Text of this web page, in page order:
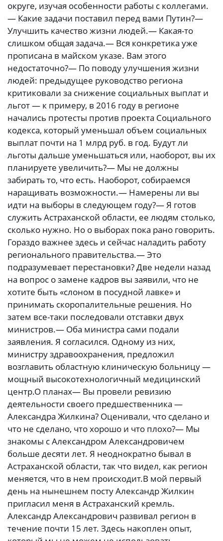
округе, изучая особенности работы с коллегами.
— Какие задачи поставил перед вами Путин?—
Улучшить качество жизни людей.— Какая-то
слишком общая задача.— Вся конкретика уже
прописана в майском указе. Вам этого
недостаточно?— По поводу улучшения жизни
людей: предыдущее руководство региона
критиковали за снижение социальных выплат и
льгот — к примеру, в 2016 году в регионе
начались протесты против проекта Социального
кодекса, который уменьшал объем социальных
выплат почти на 1 млрд руб. в год. Будут ли
льготы дальше уменьшаться или, наоборот, вы их
планируете увеличить?— Мы не должны
забирать то, что есть. Наоборот, собираемся
наращивать возможности.— Намерены ли вы
идти на выборы в следующем году?— Я готов
служить Астраханской области, ее людям столько,
сколько нужно. Но о выборах пока рано говорить.
Гораздо важнее здесь и сейчас наладить работу
регионального правительства.— Это
подразумевает перестановки? Две недели назад
на вопрос о замене кадров вы заявили, что не
хотите быть «слоном в посудной лавке» и
принимать скоропалительные решения. Но
затем все-таки последовали отставки двух
министров.— Оба министра сами подали
заявления. Я согласился. Одному из них,
министру здравоохранения, предложил
возглавить областную клиническую больницу —
мощный высокотехнологичный медицинский
центр.О планах— Вы провели ревизию
деятельности своего предшественника —
Александра Жилкина? Оценивали, что сделано и
что не сделано, что хорошо и что плохо?— Мы
знакомы с Александром Александровичем
больше десяти лет. Я неоднократно бывал в
Астраханской области, так что видел, как регион
меняется, что в нем происходит.В мой первый
день на нынешнем посту Александр Жилкин
пригласил меня в Астраханский кремль.
Александр Александрович развивал регион в
течение почти 15 лет. Здесь накоплен опыт,